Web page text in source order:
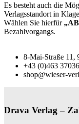
Es besteht auch die
Verlagsstandort in
Wählen Sie hierfür
Bezahlvorgangs.
8-Mai-Straße 11,
+43 (0)463 37036
shop@wieser-
Drava Verlag –